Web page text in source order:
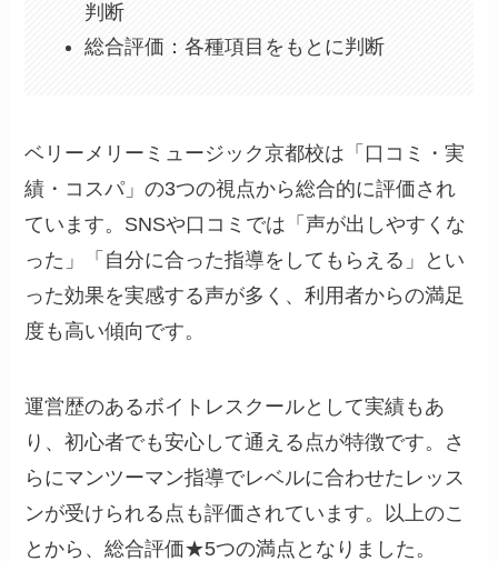
判断
総合評価：各種項目をもとに判断
ベリーメリーミュージック京都校は「口コミ・実
績・コスパ」の3つの視点から総合的に評価され
ています。SNSや口コミでは「声が出しやすくな
った」「自分に合った指導をしてもらえる」とい
った効果を実感する声が多く、利用者からの満足
度も高い傾向です。
運営歴のあるボイトレスクールとして実績もあ
り、初心者でも安心して通える点が特徴です。さ
らにマンツーマン指導でレベルに合わせたレッス
ンが受けられる点も評価されています。以上のこ
とから、総合評価★5つの満点となりました。